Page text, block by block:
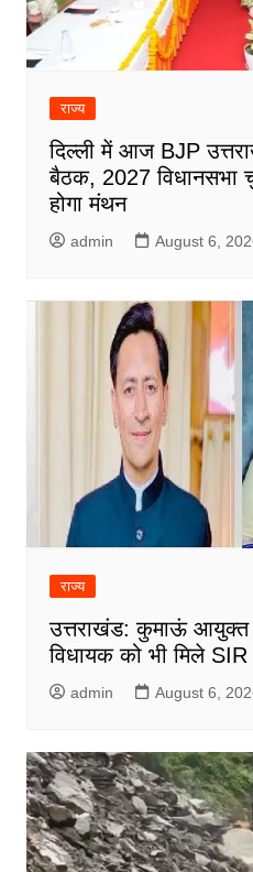
राज्य
दिल्ली में आज BJP
बैठक, 2027 विधानसभा
होगा मंथन
admin August 6,
राज्य
उत्तराखंड: कुमाऊं आयुक्त
विधायक को भी मिले SIR
admin August 6,